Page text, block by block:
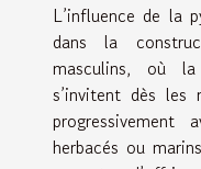
L’influence de la
dans la
masculins, où
s’invitent dès
herbacés ou